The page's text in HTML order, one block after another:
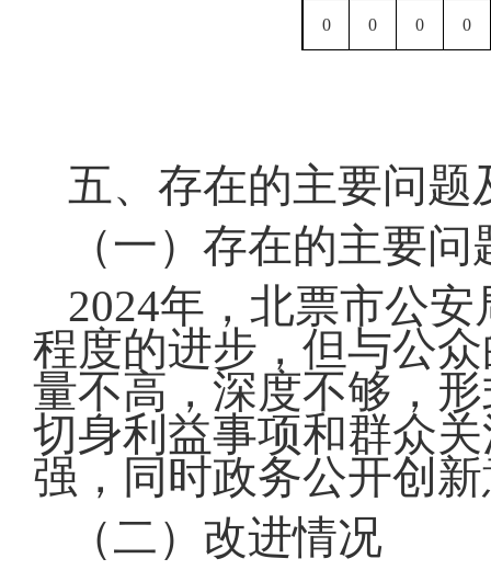
0 0 0 0
五、存在的主要问题
（一）存在的主要问
2024年，北票市公
程度的进步，但与公
量不高，深度不够，
切身利益事项和群众
强，同时政务公开创
（二）改进情况